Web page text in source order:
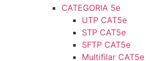
CATEGORIA 5e
UTP CAT5e
STP CAT5e
SFTP CAT5e
Multifilar CAT5e